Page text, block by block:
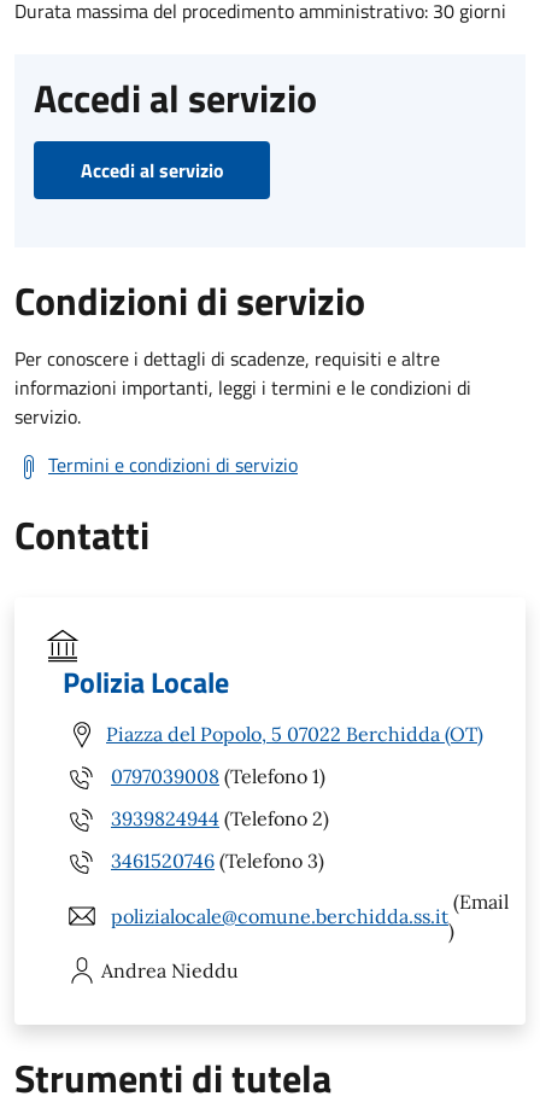
Durata massima del procedimento amministrativo: 30 giorni
Accedi al servizio
Accedi al servizio
Condizioni di servizio
Per conoscere i dettagli di scadenze, requisiti e altre
informazioni importanti, leggi i termini e le condizioni di
servizio.
Termini e condizioni di servizio
Contatti
Polizia Locale
Piazza del Popolo, 5 07022 Berchidda (OT)
0797039008 (Telefono 1)
3939824944 (Telefono 2)
3461520746 (Telefono 3)
polizialocale@comune.berchidda.ss.it
(Email
)
Andrea Nieddu
Strumenti di tutela